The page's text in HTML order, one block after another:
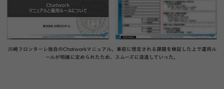
川崎フロンターレ独自のChatworkマニュアル。事前に想定される課題を検証した上で運用ル
ールが明確に定められたため、スムーズに浸透していった。